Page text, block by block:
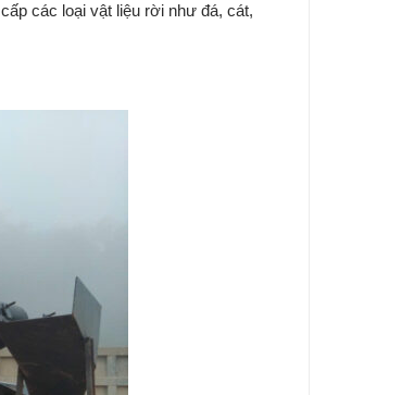
cấp các loại vật liệu rời như đá, cát,